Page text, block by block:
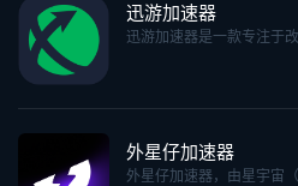
迅游加速器
迅游加速器是一款专注于
外星仔加速器
外星仔加速器，由星宇宙